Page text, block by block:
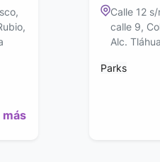
más
Calle 12
calle 9,
Alc.
Parks